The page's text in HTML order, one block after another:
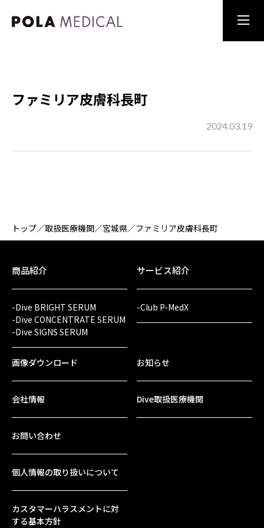
ファミリア皮膚科長町
2024.03.19
トップ／取扱医療機関／宮城県／ファミリア皮膚科長町
商品紹介
-Dive BRIGHT SERUM
-Dive CONCENTRATE SERUM
-Dive SIGNS SERUM
サービス紹介
-Club P-MedX
画像ダウンロード
会社情報
お知らせ
Dive取扱医療機関
お問い合わせ
個人情報の取り扱いについて
カスタマーハラスメントに対
する基本方針